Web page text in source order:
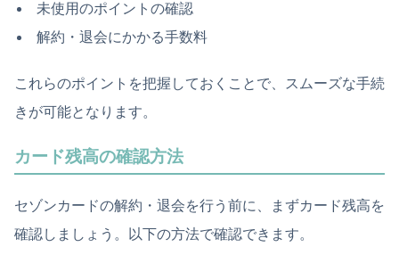
未使用のポイントの確認
解約・退会にかかる手数料
これらのポイントを把握しておくことで、スムーズな手続
きが可能となります。
カード残高の確認方法
セゾンカードの解約・退会を行う前に、まずカード残高を
確認しましょう。以下の方法で確認できます。